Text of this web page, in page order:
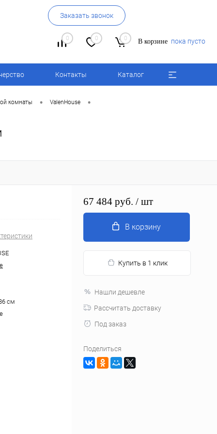
Заказать звонок
0 0 0 В корзине пока пусто
Контакты Каталог
комнаты • ValenHouse •
см
67 484 руб. / шт
В корзину
Купить в 1 клик
Нашли дешевле
Рассчитать доставку
Под заказ
Поделиться